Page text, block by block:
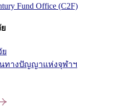
Fund Office (C2F)
ทางปัญญาแห่งจุฬาฯ